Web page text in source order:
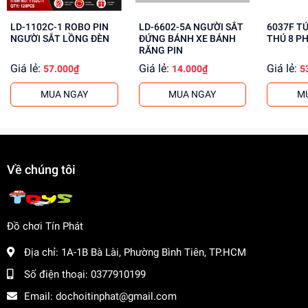
hấp dẫn cho khách buôn. Liên hệ ngay để biết thêm
thông tin!
LD-1102C-1 ROBO PIN
NGƯỜI SẮT LỒNG ĐÈN
Giá lẻ: 57.000₫
MUA NGAY
LD-6602-5A NGƯỜI SẮT
ĐỨNG BÁNH XE BÁNH
RĂNG PIN
Giá lẻ: 14.000₫
MUA NGAY
6037F
THÚ 8
Giá lẻ:
Về chúng tôi
Đồ chơi Tín Phát
Địa chỉ: 1A-1B Bà Lài, Phường Bình Tiên, TP.HCM
Số điện thoại: 0377910199
Email: dochoitinphat@gmail.com